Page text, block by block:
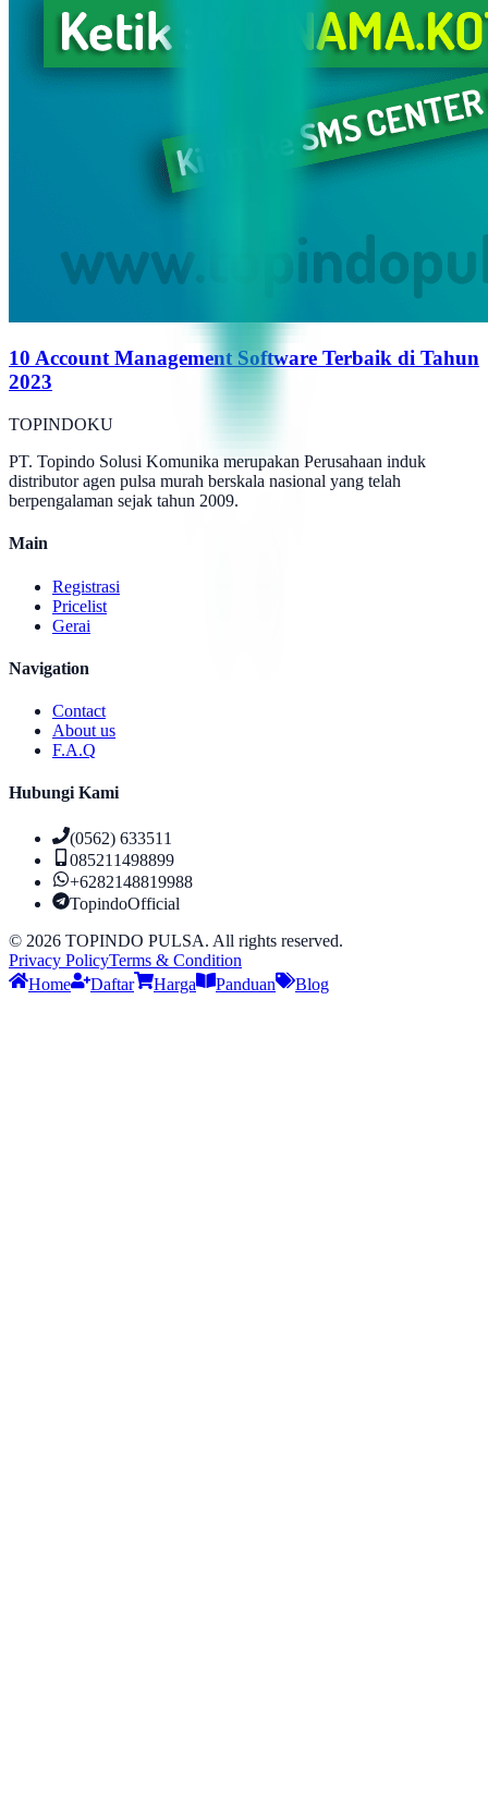
10 Account Management Software Terbaik di Tahun
2023
TOPINDOKU
PT. Topindo Solusi Komunika merupakan Perusahaan induk
distributor agen pulsa murah berskala nasional yang telah
berpengalaman sejak tahun 2009.
Main
Registrasi
Pricelist
Gerai
Navigation
Contact
About us
F.A.Q
Hubungi Kami
(0562) 633511
085211498899
+6282148819988
TopindoOfficial
© 2026 TOPINDO PULSA. All rights reserved.
Privacy PolicyTerms & Condition
Home
Daftar Harga Panduan Blog